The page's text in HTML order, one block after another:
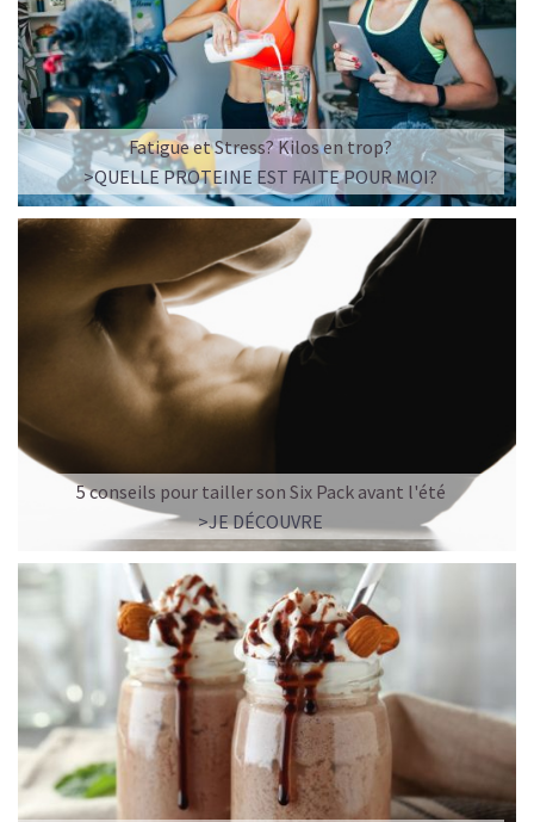
Imaginez un caramel fondant qui se mêle à un café
frappé crémeux, sans sucre raffiné et boosté en
protéines végétales.
C’est la boisson plaisir par excellence — celle qui
réconcilie dessert glacé et nutrition.
Résultat : un corps rassasié, une énergie durable, et zéro
fringale. Pour les gourmands qui veulent se faire plaisir
sans sacrifier leurs objectifs.
Découvrir le Café frappé au Caramel Protéiné
🍫 MOCHA GLACÉ PROTÉINÉ
Fatigue et Stress? Kilos en trop?
>QUELLE PROTEINE EST FAITE POUR MOI?
5 conseils pour tailler son Six Pack avant l'été
>JE DÉCOUVRE